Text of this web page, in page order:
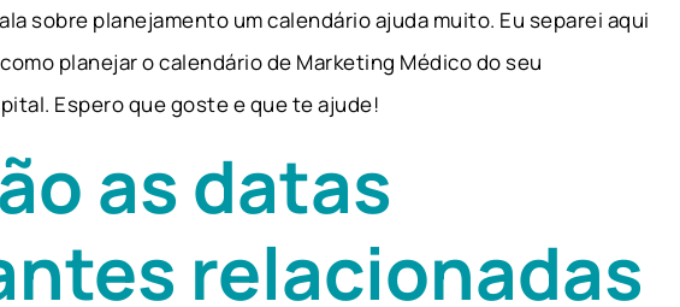
sobre planejamento um calendário ajuda muito. Eu separei aqui
planejar o calendário de Marketing Médico do seu
Espero que goste e que te ajude!
as datas
relacionadas